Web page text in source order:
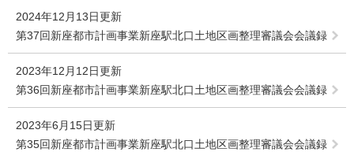
2024年12月13日更新
第37回新座都市計画事業新座駅北口土地区画整理審議会会議録
2023年12月12日更新
第36回新座都市計画事業新座駅北口土地区画整理審議会会議録
2023年6月15日更新
第35回新座都市計画事業新座駅北口土地区画整理審議会会議録